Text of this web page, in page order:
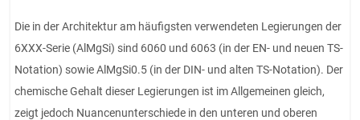
Die in der Architektur am häufigsten verwendeten Legierungen der
6XXX-Serie (AlMgSi) sind 6060 und 6063 (in der EN- und neuen TS-
Notation) sowie AlMgSi0.5 (in der DIN- und alten TS-Notation). Der
chemische Gehalt dieser Legierungen ist im Allgemeinen gleich,
zeigt jedoch Nuancenunterschiede in den unteren und oberen